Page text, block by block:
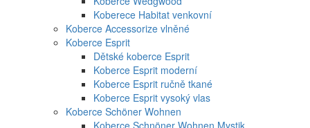
Koberece Habitat venkovní
Koberce Accessorize vlněné
Koberce Esprit
Dětské koberce Esprit
Koberce Esprit moderní
Koberce Esprit ručně tkané
Koberce Esprit vysoký vlas
Koberce Schöner Wohnen